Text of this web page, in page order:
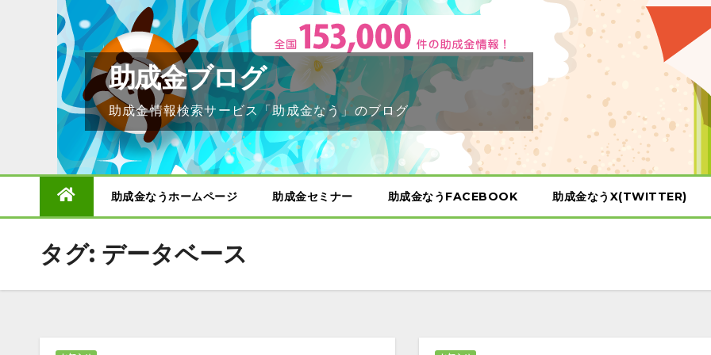
助成金ブログ
助成金情報検索サービス「助成金なう」のブログ
助成金なうホームページ 助成金セミナー 助成金なうFACEBOOK 助成金なうX(TWITTER)
タグ: データベース